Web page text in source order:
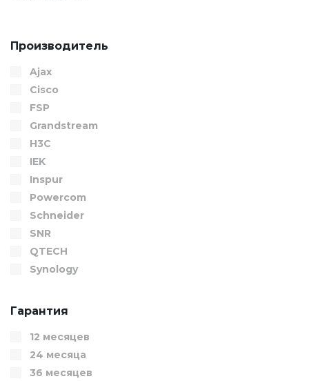
Производитель
Ajax
Cisco
FSP
Grandstream
H3C
IEK
Inspur
Powercom
Schneider
SNR
QTECH
Synology
Гарантия
12 месяцев
24 месяца
36 месяцев